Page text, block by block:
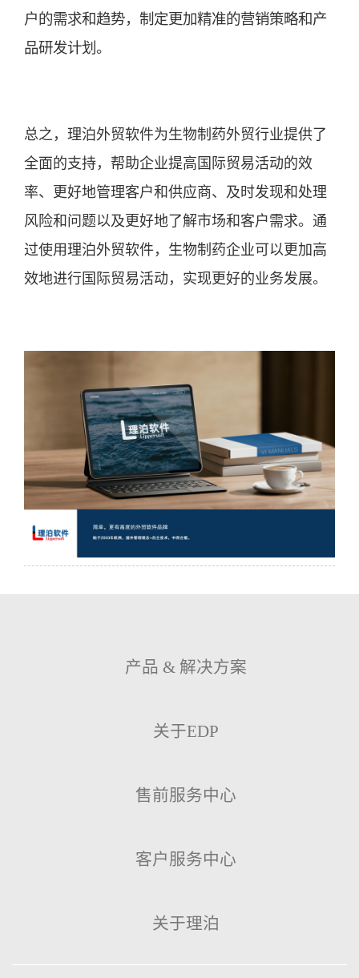
户的需求和趋势，制定更加精准的营销策略和产
品研发计划。
总之，理泊外贸软件为生物制药外贸行业提供了
全面的支持，帮助企业提高国际贸易活动的效
率、更好地管理客户和供应商、及时发现和处理
风险和问题以及更好地了解市场和客户需求。通
过使用理泊外贸软件，生物制药企业可以更加高
效地进行国际贸易活动，实现更好的业务发展。
产品 & 解决方案
关于EDP
售前服务中心
客户服务中心
关于理泊